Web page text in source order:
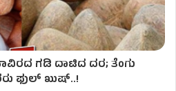
ಗಡಿ ದಾಟಿದ ದರ; ತೆಂಗು
ಫುಲ್ ಖುಷ್..!